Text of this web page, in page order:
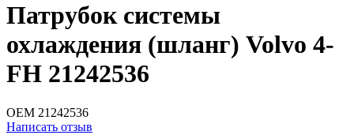
Патрубок системы
охлаждения (шланг) Volvo 4-
FH 21242536
OEM 21242536
Написать отзыв